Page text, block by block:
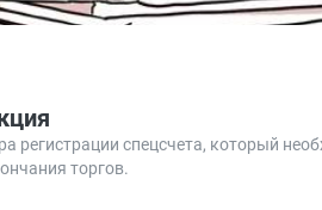
регистрации спецсчета, который
торгов.